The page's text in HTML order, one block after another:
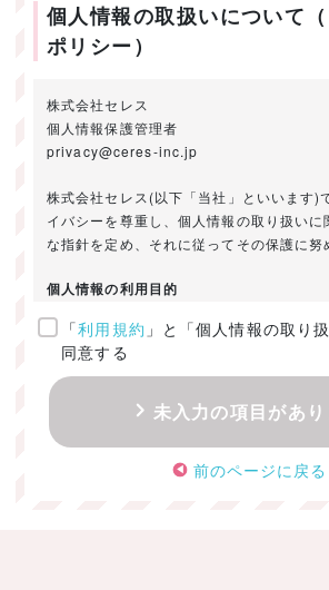
個人情報の取扱いについて
ポリシー）
株式会社セレス
個人情報保護管理者
privacy@ceres-inc.jp
株式会社セレス(以下「当社」といいます)
イバシーを尊重し、個人情報の取り扱いに
な指針を定め、それに従ってその保護に努
個人情報の利用目的
ご提供いただきました個人情報は、以下
たします。
・お問い合わせに対する回答及び資料送付
・当社のお客様向けサービスの提供
・本人確認
・サービスの開発・改善のための分析
「利用規約 」と「個人情報の取り
同意する
未入力の項目があ
前のページに戻る